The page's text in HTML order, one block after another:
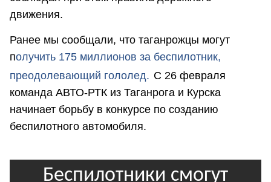
движения.
Ранее мы сообщали, что таганрожцы могут
получить 175 миллионов за беспилотник,
преодолевающий гололед. С 26 февраля
команда АВТО-РТК из Таганрога и Курска
начинает борьбу в конкурсе по созданию
беспилотного автомобиля.